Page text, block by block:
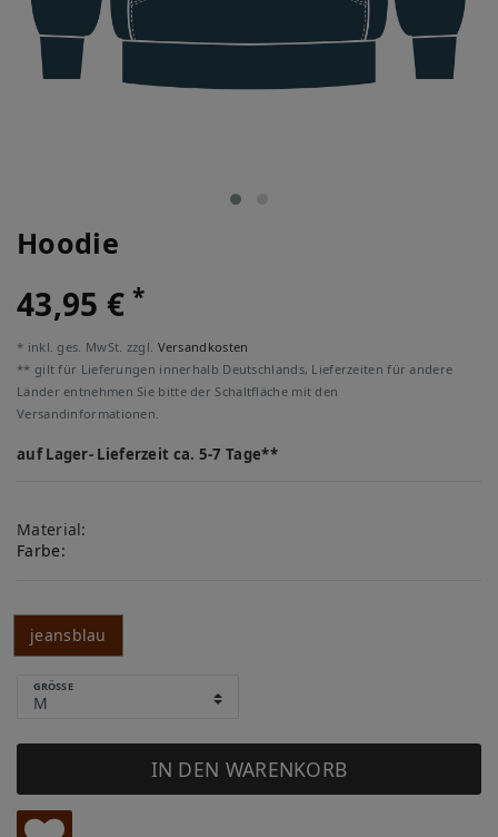
Hoodie
43,95 €*
* inkl. ges. MwSt. zzgl. Versandkosten
** gilt für Lieferungen innerhalb Deutschlands, Lieferzeiten für andere
Länder entnehmen Sie bitte der Schaltfläche mit den
Versandinformationen.
auf Lager- Lieferzeit ca. 5-7 Tage**
Material:
Farbe:
jeansblau
GRÖSSE
IN DEN WARENKORB